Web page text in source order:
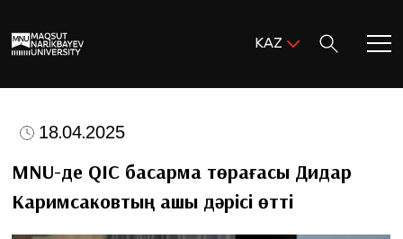
KAZ
MNU-ге қош келдіңіз!
Академиялық өмір
18.04.2025
MNU-де QIC басқарма төрағасы Дидар
Каримсаковтың ашық дәрісі өтті